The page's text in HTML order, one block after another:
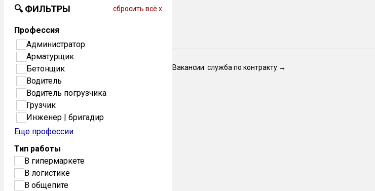
🔍 ФИЛЬТРЫ сбросить всё x
Профессия
Администратор
Арматурщик
Бетонщик
Водитель
Водитель погрузчика
Грузчик
Инженер | бригадир
Еще профессии
Тип работы
В гипермаркете
В логистике
В общепите
Вакансии: служба по контракту →